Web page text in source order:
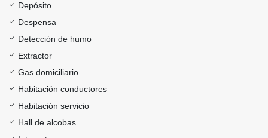
Depósito
Despensa
Detección de humo
Extractor
Gas domiciliario
Habitación conductores
Habitación servicio
Hall de alcobas